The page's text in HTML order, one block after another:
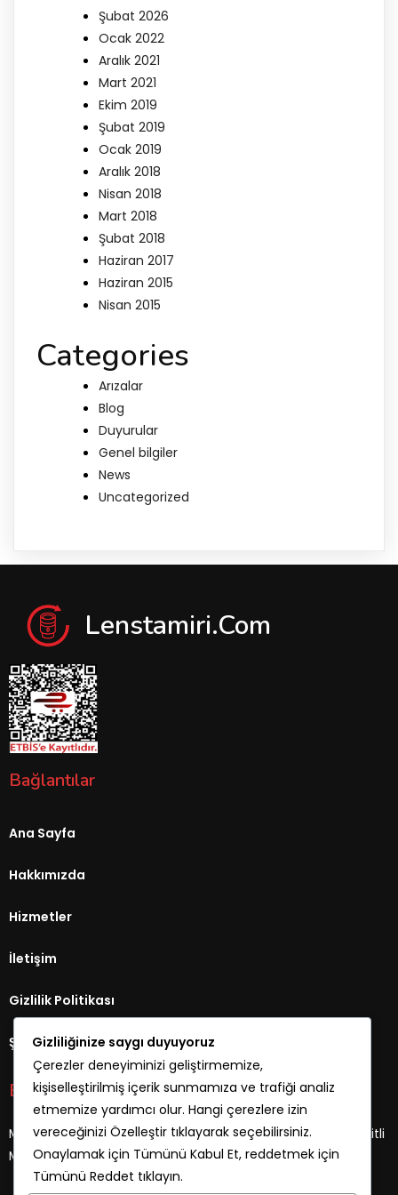
Şubat 2026
Ocak 2022
Aralık 2021
Mart 2021
Ekim 2019
Şubat 2019
Ocak 2019
Aralık 2018
Nisan 2018
Mart 2018
Şubat 2018
Haziran 2017
Haziran 2015
Nisan 2015
Categories
Arızalar
Blog
Duyurular
Genel bilgiler
News
Uncategorized
Lenstamiri.com
Bağlantılar
Ana Sayfa
Hakkımızda
Hizmetler
İletişim
Gizlilik Politikası
Şartlar Koşullar
Bize Ulaşın
Menderes Mah. Turunç Sokak No:8 Demirhan Sitesi D:3 Mezitli
Mersin
Gizliliğinize saygı duyuyoruz
Çerezler deneyiminizi geliştirmemize,
kişiselleştirilmiş içerik sunmamıza ve trafiği analiz
etmemize yardımcı olur. Hangi çerezlere izin
vereceğinizi Özelleştir tıklayarak seçebilirsiniz.
Onaylamak için Tümünü Kabul Et, reddetmek için
Tümünü Reddet tıklayın.